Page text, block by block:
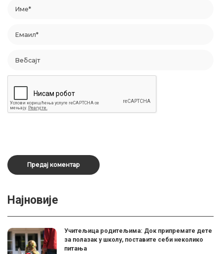
Најновије
Учитељица родитељима: Док припремате дете
за полазак у школу, поставите себи неколико
питања